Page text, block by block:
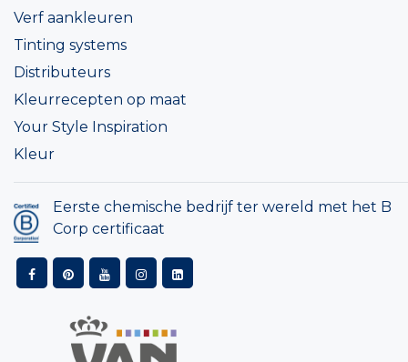
Verf aankleuren
Tinting systems
Distributeurs
Kleurrecepten op maat
Your Style Inspiration
Kleur
Eerste chemische bedrijf ter wereld met het B
Corp certificaat